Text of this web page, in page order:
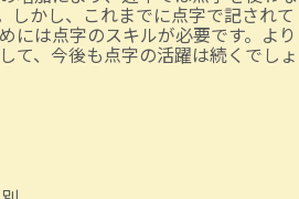
しかし、これまでに点字で記されて
には点字のスキルが必要です。より
て、今後も点字の活躍は続くでしょ